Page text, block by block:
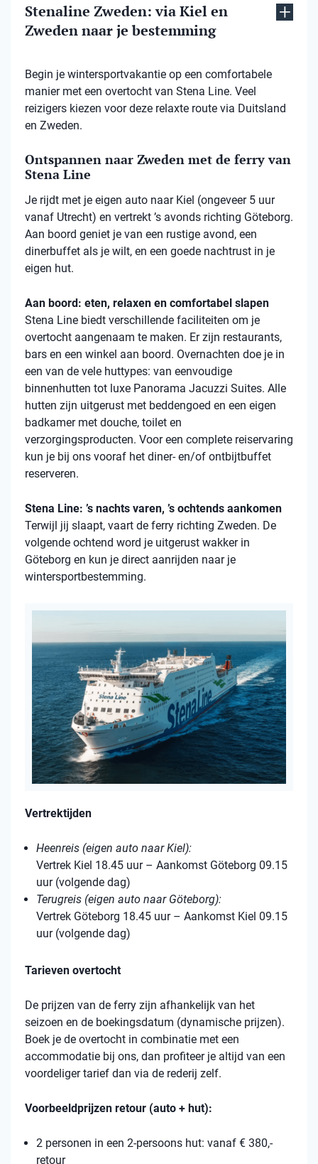
Stenaline Zweden: via Kiel en
Zweden naar je bestemming
Begin je wintersportvakantie op een comfortabele
manier met een overtocht van Stena Line. Veel
reizigers kiezen voor deze relaxte route via Duitsland
en Zweden.
Ontspannen naar Zweden met de ferry van
Stena Line
Je rijdt met je eigen auto naar Kiel (ongeveer 5 uur
vanaf Utrecht) en vertrekt ’s avonds richting Göteborg.
Aan boord geniet je van een rustige avond, een
dinerbuffet als je wilt, en een goede nachtrust in je
eigen hut.
Aan boord: eten, relaxen en comfortabel slapen
Stena Line biedt verschillende faciliteiten om je
overtocht aangenaam te maken. Er zijn restaurants,
bars en een winkel aan boord. Overnachten doe je in
een van de vele huttypes: van eenvoudige
binnenhutten tot luxe Panorama Jacuzzi Suites. Alle
hutten zijn uitgerust met beddengoed en een eigen
badkamer met douche, toilet en
verzorgingsproducten. Voor een complete reiservaring
kun je bij ons vooraf het diner- en/of ontbijtbuffet
reserveren.
Stena Line: ’s nachts varen, ’s ochtends aankomen
Terwijl jij slaapt, vaart de ferry richting Zweden. De
volgende ochtend word je uitgerust wakker in
Göteborg en kun je direct aanrijden naar je
wintersportbestemming.
Vertrektijden
Heenreis (eigen auto naar Kiel):
Vertrek Kiel 18.45 uur – Aankomst Göteborg 09.15
uur (volgende dag)
Terugreis (eigen auto naar Göteborg):
Vertrek Göteborg 18.45 uur – Aankomst Kiel 09.15
uur (volgende dag)
Tarieven overtocht
De prijzen van de ferry zijn afhankelijk van het
seizoen en de boekingsdatum (dynamische prijzen).
Boek je de overtocht in combinatie met een
accommodatie bij ons, dan profiteer je altijd van een
voordeliger tarief dan via de rederij zelf.
Voorbeeldprijzen retour (auto + hut):
2 personen in een 2-persoons hut: vanaf € 380,-
retour